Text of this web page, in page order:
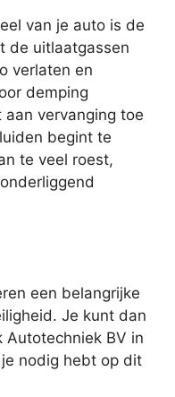
van je auto is de
de uitlaatgassen
verlaten en
demping
vervanging toe
begint te
te veel roest,
een belangrijke
Je kunt dan
Autotechniek BV in
nodig hebt op dit